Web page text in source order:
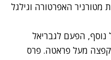
האפרטורה וגילגל
נוסף, הפעם לגבריאל
מעל פראטה. פרס